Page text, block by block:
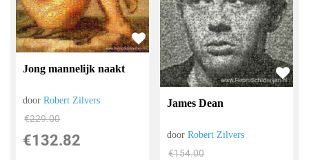
Jong mannelijk naakt
doorRobert Zilvers
€229.00
€132.82
James Dean
doorRobert Zilvers
€154.00